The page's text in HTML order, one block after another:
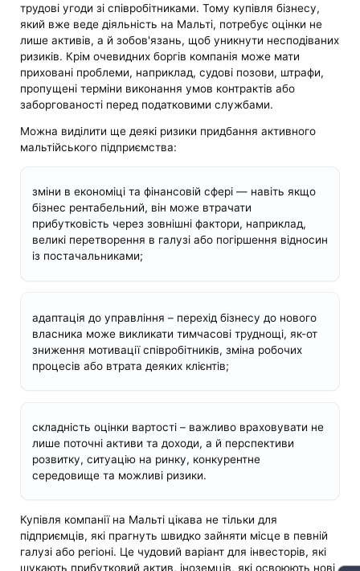
трудові угоди зі співробітниками. Тому купівля бізнесу,
який вже веде діяльність на Мальті, потребує оцінки не
лише активів, а й зобов'язань, щоб уникнути несподіваних
ризиків. Крім очевидних боргів компанія може мати
приховані проблеми, наприклад, судові позови, штрафи,
пропущені терміни виконання умов контрактів або
заборгованості перед податковими службами.
Можна виділити ще деякі ризики придбання активного
мальтійського підприємства:
зміни в економіці та фінансовій сфері — навіть якщо
бізнес рентабельний, він може втрачати
прибутковість через зовнішні фактори, наприклад,
великі перетворення в галузі або погіршення відносин
із постачальниками;
адаптація до управління – перехід бізнесу до нового
власника може викликати тимчасові труднощі, як-от
зниження мотивації співробітників, зміна робочих
процесів або втрата деяких клієнтів;
складність оцінки вартості – важливо враховувати не
лише поточні активи та доходи, а й перспективи
розвитку, ситуацію на ринку, конкурентне
середовище та можливі ризики.
Купівля компанії на Мальті цікава не тільки для
підприємців, які прагнуть швидко зайняти місце в певній
галузі або регіоні. Це чудовий варіант для інвесторів, які
шукають прибутковий актив, іноземців, які освоюють нові